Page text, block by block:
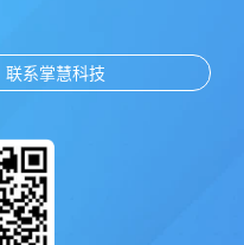
联系掌慧科技